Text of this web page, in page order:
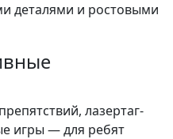
деталями и ростовыми
лазертаг-
игры — для ребят